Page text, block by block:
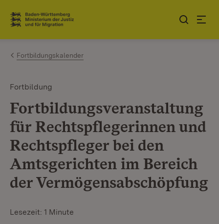
Zum Inhalt springen
Link zur Startseite
Fortbildungskalender
Fortbildung
Fortbildungsveranstaltung
für Rechtspflegerinnen und
Rechtspfleger bei den
Amtsgerichten im Bereich
der Vermögensabschöpfung
Lesezeit: 1 Minute